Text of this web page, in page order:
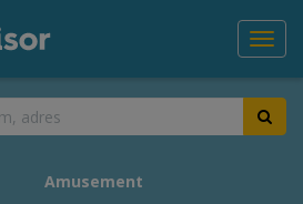
Amusement